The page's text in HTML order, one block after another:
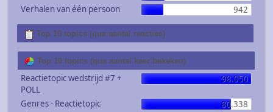
Verhalen van één persoon
942
Top 10 topics (qua aantal reacties)
Top 10 topics (qua aantal keer bekeken)
Reactietopic wedstrijd #7 +
POLL
98.050
Genres - Reactietopic
80.338